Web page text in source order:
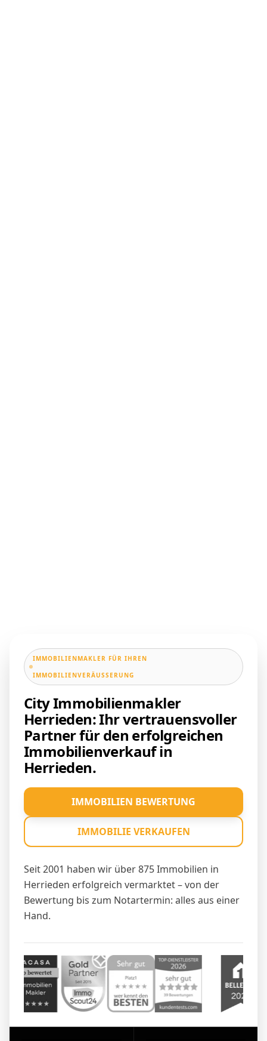
IMMOBILIENMAKLER FÜR IHREN
IMMOBILIENVERÄUSSERUNG
City Immobilienmakler
Herrieden: Ihr vertrauensvoller
Partner für den erfolgreichen
Immobilienverkauf in
Herrieden.
Seit 2001 haben wir über 875 Immobilien in
Herrieden erfolgreich vermarktet – von der
Bewertung bis zum Notartermin: alles aus einer
Hand.
IMMOBILIEN BEWERTUNG
IMMOBILIE VERKAUFEN